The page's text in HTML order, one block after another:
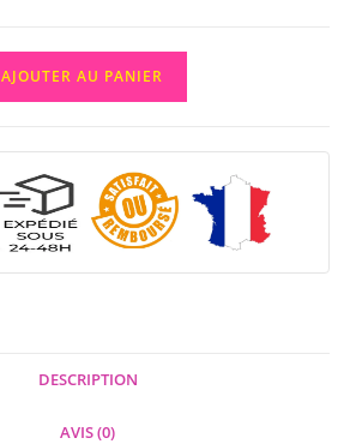
AJOUTER AU PANIER
DESCRIPTION
AVIS (0)